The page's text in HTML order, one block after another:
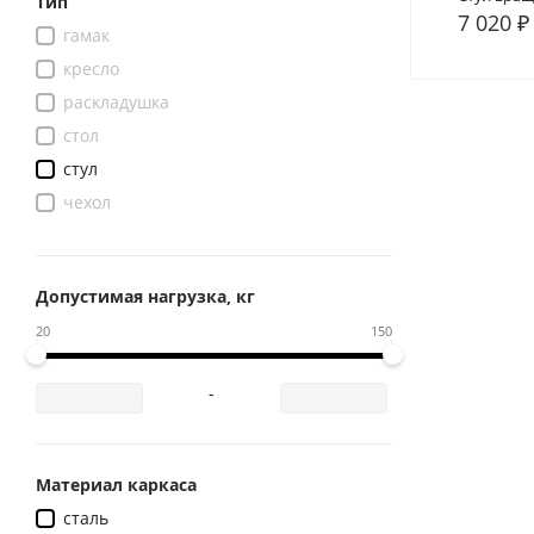
гамак
кресло
раскладушка
стол
стул
чехол
Допустимая нагрузка, кг
20 150
-
Материал каркаса
сталь
7 020 ₽
В